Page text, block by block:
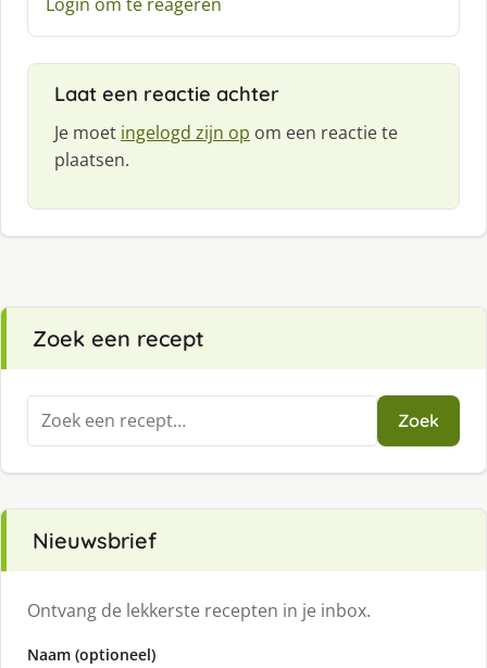
:
Laat een reactie achter
Je moet ingelogd zijn op om een reactie te
plaatsen.
Zoek een recept
Zoeken
naar:
Zoek
Nieuwsbrief
Ontvang de lekkerste recepten in je inbox.
Naam (optioneel)